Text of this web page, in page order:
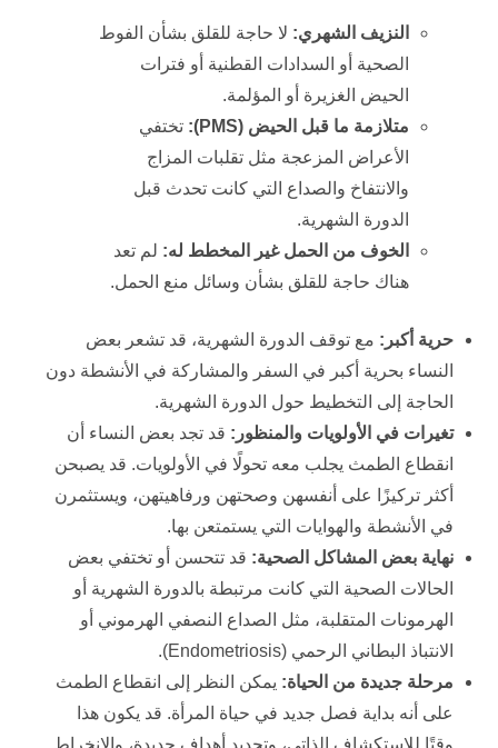
النزيف الشهري: لا حاجة للقلق بشأن الفوط
الصحية أو السدادات القطنية أو فترات
الحيض الغزيرة أو المؤلمة.
متلازمة ما قبل الحيض (PMS
): تختفي
الأعراض المزعجة مثل تقلبات المزاج
والانتفاخ والصداع التي كانت تحدث قبل
الدورة الشهرية.
الخوف من الحمل غير المخطط له: لم تعد
هناك حاجة للقلق بشأن وسائل منع الحمل.
حرية أكبر: مع توقف الدورة الشهرية، قد تشعر بعض
النساء بحرية أكبر في السفر والمشاركة في الأنشطة دون
الحاجة إلى التخطيط حول الدورة الشهرية.
تغيرات في الأولويات والمنظور: قد تجد بعض النساء أن
انقطاع الطمث يجلب معه تحولًا في الأولويات. قد يصبحن
أكثر تركيزًا على أنفسهن وصحتهن ورفاهيتهن، ويستثمرن
في الأنشطة والهوايات التي يستمتعن بها.
نهاية بعض المشاكل الصحية: قد تتحسن أو تختفي بعض
الحالات الصحية التي كانت مرتبطة بالدورة الشهرية أو
الهرمونات المتقلبة، مثل الصداع النصفي الهرموني أو
الانتباذ البطاني الرحمي (Endometriosis).
مرحلة جديدة من الحياة: يمكن النظر إلى انقطاع الطمث
على أنه بداية فصل جديد في حياة المرأة. قد يكون هذا
وقتًا للاستكشاف الذاتي، وتحديد أهداف جديدة، والانخراط